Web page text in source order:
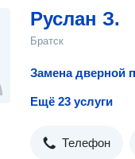
Руслан З.
Братск
Замена дверной
Ещё 23 услуги
Телефон